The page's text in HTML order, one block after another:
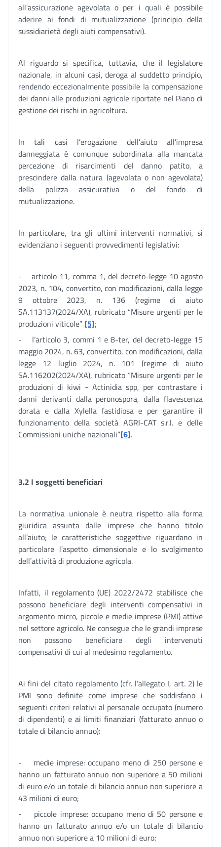
all'assicurazione agevolata o per i quali è possibile
aderire ai fondi di mutualizzazione (principio della
sussidiarietà degli aiuti compensativi).
Al riguardo si specifica, tuttavia, che il legislatore
nazionale, in alcuni casi, deroga al suddetto principio,
rendendo eccezionalmente possibile la compensazione
dei danni alle produzioni agricole riportate nel Piano di
gestione dei rischi in agricoltura.
In tali casi l’erogazione dell’aiuto all’impresa
danneggiata è comunque subordinata alla mancata
percezione di risarcimenti del danno patito, a
prescindere dalla natura (agevolata o non agevolata)
della polizza assicurativa o del fondo di
mutualizzazione.
In particolare, tra gli ultimi interventi normativi, si
evidenziano i seguenti provvedimenti legislativi:
- articolo 11, comma 1, del decreto-legge 10 agosto
2023, n. 104, convertito, con modificazioni, dalla legge
9 ottobre 2023, n. 136 (regime di aiuto
SA.113137(2024/XA), rubricato “Misure urgenti per le
produzioni viticole” [5];
- l’articolo 3, commi 1 e 8-ter, del decreto-legge 15
maggio 2024, n. 63, convertito, con modificazioni, dalla
legge 12 luglio 2024, n. 101 (regime di aiuto
SA.116202(2024/XA), rubricato “Misure urgenti per le
produzioni di kiwi - Actinidia spp, per contrastare i
danni derivanti dalla peronospora, dalla flavescenza
dorata e dalla Xylella fastidiosa e per garantire il
funzionamento della società AGRI-CAT s.r.l. e delle
Commissioni uniche nazionali”[6].
3.2 I soggetti beneficiari
La normativa unionale è neutra rispetto alla forma
giuridica assunta dalle imprese che hanno titolo
all’aiuto; le caratteristiche soggettive riguardano in
particolare l’aspetto dimensionale e lo svolgimento
dell’attività di produzione agricola.
Infatti, il regolamento (UE) 2022/2472 stabilisce che
possono beneficiare degli interventi compensativi in
argomento micro, piccole e medie imprese (PMI) attive
nel settore agricolo. Ne consegue che le grandi imprese
non possono beneficiare degli intervenuti
compensativi di cui al medesimo regolamento.
Ai fini del citato regolamento (cfr. l’allegato I, art. 2) le
PMI sono definite come imprese che soddisfano i
seguenti criteri relativi al personale occupato (numero
di dipendenti) e ai limiti finanziari (fatturato annuo o
totale di bilancio annuo):
- medie imprese: occupano meno di 250 persone e
hanno un fatturato annuo non superiore a 50 milioni
di euro e/o un totale di bilancio annuo non superiore a
43 milioni di euro;
- piccole imprese: occupano meno di 50 persone e
hanno un fatturato annuo e/o un totale di bilancio
annuo non superiore a 10 milioni di euro;